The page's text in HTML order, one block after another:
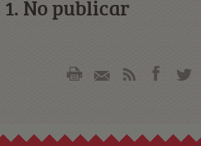
1. No publicar